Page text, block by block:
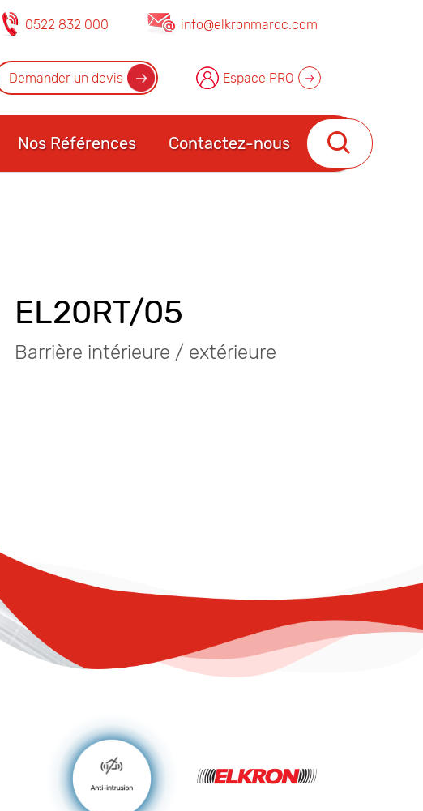
0522 832 000 info@elkronmaroc.com
Demander un devis Espace PRO
Nos Références Contactez-nous
EL20RT/05
Barrière intérieure / extérieure